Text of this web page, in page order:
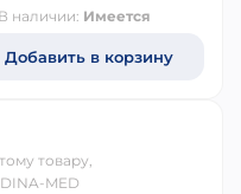
В наличии: Имеется
Добавить в корзину
товару,
MED